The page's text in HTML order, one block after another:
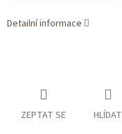
Detailní informace
ZEPTAT SE HLÍDAT